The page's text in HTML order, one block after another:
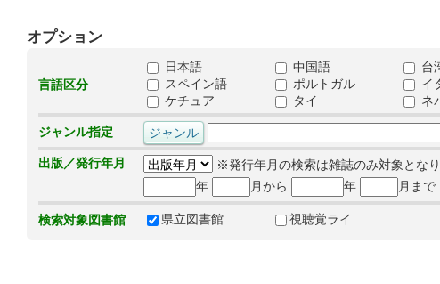
オプション
言語区分
日本語 中国語 台
スペイン語
ポルトガル イ
ケチュア
タイ ネ
ジャンル指定
出版／発行年月
※発行年月の検索は雑誌のみ対象となり
年
月から 年 月まで
検索対象図書館 県立図書館 視聴覚ライ